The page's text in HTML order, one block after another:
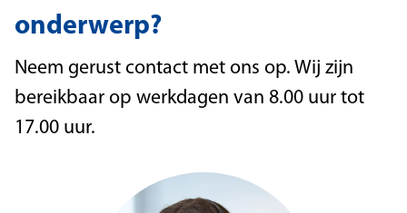
onderwerp?
Neem gerust contact met ons op. Wij zijn
bereikbaar op werkdagen van 8.00 uur tot
17.00 uur.